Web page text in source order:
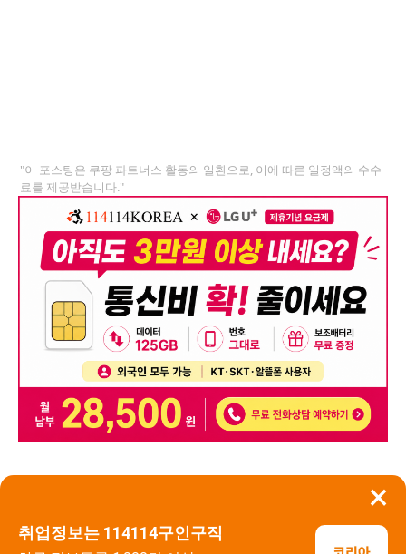
×
취업정보는 114114구인구직
"이 포스팅은 쿠팡 파트너스 활동의 일환으로, 이에 따른 일정액의 수수
료를 제공받습니다."